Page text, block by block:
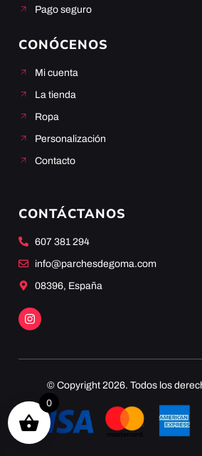
Pago seguro
CONÓCENOS
Mi cuenta
La tienda
Ropa
Personalización
Contacto
CONTÁCTANOS
607 381 294
info@parchesdegoma.com
08396, España
© Copyright 2026. Todos los
0